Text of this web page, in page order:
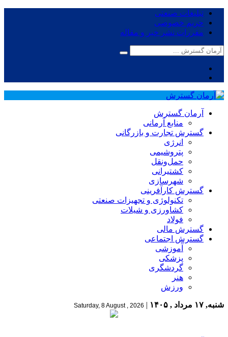
تبلیغات صنعتی
حریم خصوصی
مقررات نشر خبر و مقاله
آرمان گسترش
منابع آرمانی
گسترش تجارت و بازرگانی
انرژی
پتروشیمی
حمل‌و‌نقل
کشتیرانی
شهرسازی
گسترش کارآفرینی
تکنولوژی و تجهیزات صنعتی
کشاورزی و شیلات
فولاد
گسترش مالی
گسترش اجتماعی
آموزشی
پزشکی
گردشگری
هنر
ورزش
شنبه, ۱۷ مرداد , ۱۴۰۵ |
Saturday, 8 August , 2026